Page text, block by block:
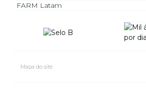
FARM Latam
Mapa do site